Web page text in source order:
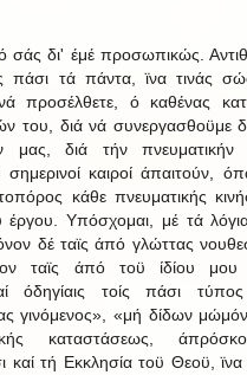
σάς δι' έμέ προσωπικώς.
πάσι τά πάντα, ϊνα τινάς
προσέλθετε, ό καθένας
του, διά νά συνεργασθοϋμε
μας, διά τήν πνευματικήν
σημερινοί καιροί άπαιτούν,
κάθε πνευματικής
έργου. Υπόσχομαι, μέ τά
δέ ταϊς άπό γλώττας
ταϊς άπό τοϋ ίδίου μου
όδηγίαις τοίς πάσι
γινόμενος», «μή δίδων
καταστάσεως,
καί τή Εκκλησία τοϋ Θεοϋ, ϊνα